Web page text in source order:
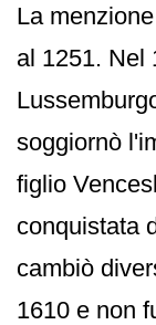
La
al 1251. Nel
soggiornò
figlio
conquistata
cambiò
1610 e non